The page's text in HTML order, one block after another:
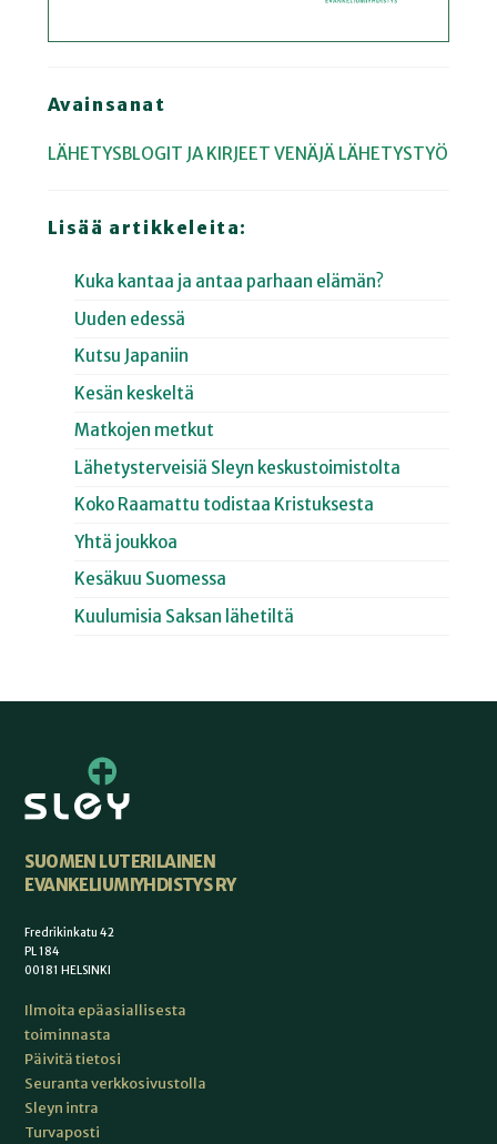
Avainsanat
LÄHETYSBLOGIT JA KIRJEET VENÄJÄ LÄHETYSTYÖ
Lisää artikkeleita:
Kuka kantaa ja antaa parhaan elämän?
Uuden edessä
Kutsu Japaniin
Kesän keskeltä
Matkojen metkut
Lähetysterveisiä Sleyn keskustoimistolta
Koko Raamattu todistaa Kristuksesta
Yhtä joukkoa
Kesäkuu Suomessa
Kuulumisia Saksan lähetiltä
SUOMEN LUTERILAINEN
EVANKELIUMIYHDISTYS RY
Fredrikinkatu 42
PL 184
00181 HELSINKI
Ilmoita epäasiallisesta
toiminnasta
Päivitä tietosi
Seuranta verkkosivustolla
Sleyn intra
Turvaposti